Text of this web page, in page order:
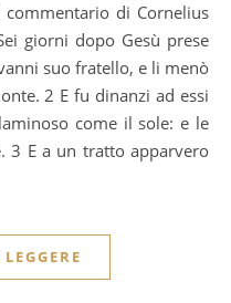
giorni dopo Gesù prese
suo fratello, e li menò
2 E fu dinanzi ad essi
come il sole: e le
3 E a un tratto apparvero